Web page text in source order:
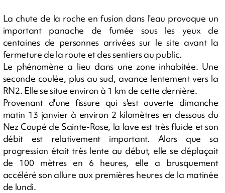
La chute de la roche en fusion dans l'eau provoque un
important panache de fumée sous les yeux de
centaines de personnes arrivées sur le site avant la
fermeture de la route et des sentiers au public.
Le phénomène a lieu dans une zone inhabitée. Une
seconde coulée, plus au sud, avance lentement vers la
RN2. Elle se situe environ à 1 km de cette dernière.
Provenant d'une fissure qui s'est ouverte dimanche
matin 13 janvier à environ 2 kilomètres en dessous du
Nez Coupé de Sainte-Rose, la lave est très fluide et son
débit est relativement important. Alors que sa
progression était très lente au début, elle se déplaçait
de 100 mètres en 6 heures, elle a brusquement
accéléré son allure aux premières heures de la matinée
de lundi.